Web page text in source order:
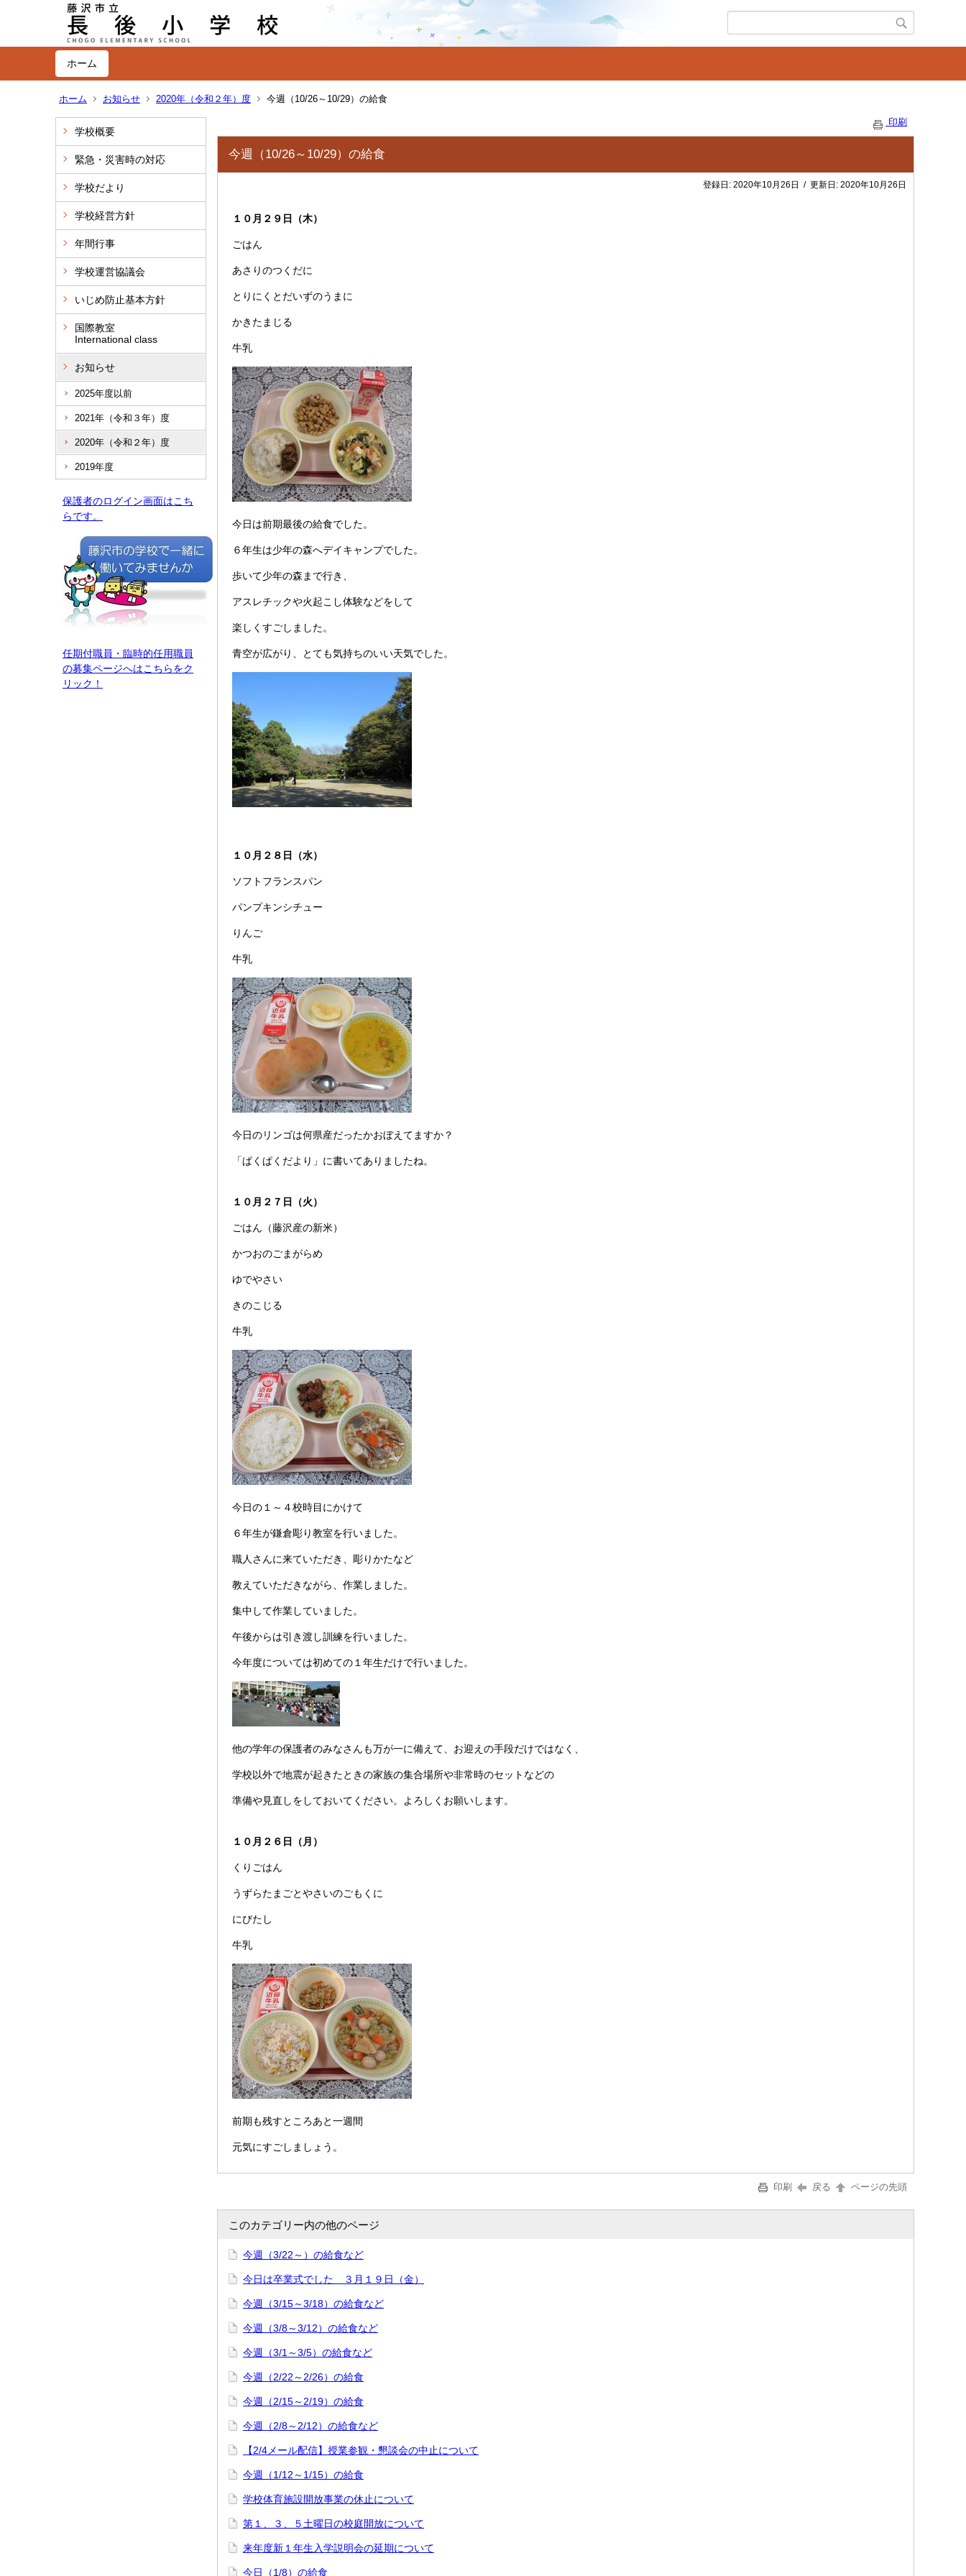
ホーム
ホーム お知らせ 2020年（令和２年）度 今週（10/26～10/29）の給食
学校概要
緊急・災害時の対応
学校だより
学校経営方針
年間行事
学校運営協議会
いじめ防止基本方針
国際教室
International class
お知らせ
2025年度以前
2021年（令和３年）度
2020年（令和２年）度
2019年度
保護者のログイン画面はこち
らです。
任期付職員・臨時的任用職員
の募集ページへはこちらをク
リック！
印刷
今週（10/26～10/29）の給食
登録日: 2020年10月26日 / 更新日: 2020年10月26日
１０月２９日（木）
ごはん
あさりのつくだに
とりにくとだいずのうまに
かきたまじる
牛乳
今日は前期最後の給食でした。
６年生は少年の森へデイキャンプでした。
歩いて少年の森まで行き、
アスレチックや火起こし体験などをして
楽しくすごしました。
青空が広がり、とても気持ちのいい天気でした。
１０月２８日（水）
ソフトフランスパン
パンプキンシチュー
りんご
牛乳
今日のリンゴは何県産だったかおぼえてますか？
「ぱくぱくだより」に書いてありましたね。
１０月２７日（火）
ごはん（藤沢産の新米）
かつおのごまがらめ
ゆでやさい
きのこじる
牛乳
今日の１～４校時目にかけて
６年生が鎌倉彫り教室を行いました。
職人さんに来ていただき、彫りかたなど
教えていただきながら、作業しました。
集中して作業していました。
午後からは引き渡し訓練を行いました。
今年度については初めての１年生だけで行いました。
他の学年の保護者のみなさんも万が一に備えて、お迎えの手段だけではなく、
学校以外で地震が起きたときの家族の集合場所や非常時のセットなどの
準備や見直しをしておいてください。よろしくお願いします。
１０月２６日（月）
くりごはん
うずらたまごとやさいのごもくに
にびたし
牛乳
前期も残すところあと一週間
元気にすごしましょう。
印刷 戻る ページの先頭
このカテゴリー内の他のページ
今週（3/22～）の給食など
今日は卒業式でした ３月１９日（金）
今週（3/15～3/18）の給食など
今週（3/8～3/12）の給食など
今週（3/1～3/5）の給食など
今週（2/22～2/26）の給食
今週（2/15～2/19）の給食
今週（2/8～2/12）の給食など
【2/4メール配信】授業参観・懇談会の中止について
今週（1/12～1/15）の給食
学校体育施設開放事業の休止について
第１、３、５土曜日の校庭開放について
来年度新１年生入学説明会の延期について
今日（1/8）の給食